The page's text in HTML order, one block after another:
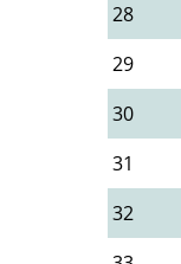
28
29
30
31
32